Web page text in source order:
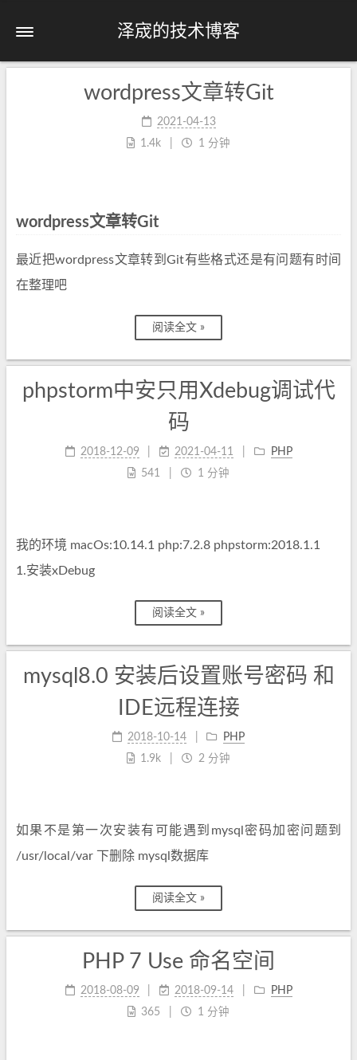
泽宬的技术博客
wordpress文章转Git
2021-04-13
1.4k
1 分钟
wordpress文章转Git
最近把wordpress文章转到Git有些格式还是有问题有时间
在整理吧
阅读全文 »
phpstorm中安只用Xdebug调试代
码
2018-12-09 2021-04-11
PHP
541
1 分钟
我的环境 macOs:10.14.1 php:7.2.8 phpstorm:2018.1.1
1.安装xDebug
阅读全文 »
mysql8.0 安装后设置账号密码 和
IDE远程连接
2018-10-14
PHP
1.9k
2 分钟
如果不是第一次安装有可能遇到mysql密码加密问题到
/usr/local/var 下删除 mysql数据库
阅读全文 »
PHP 7 Use 命名空间
2018-08-09 2018-09-14
PHP
365
1 分钟